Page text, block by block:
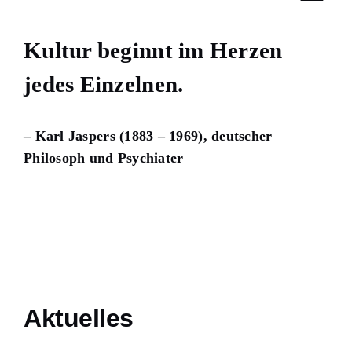
Kultur beginnt im Herzen
jedes Einzelnen.
– Karl Jaspers (1883 – 1969), deutscher
Philosoph und Psychiater
Aktuelles